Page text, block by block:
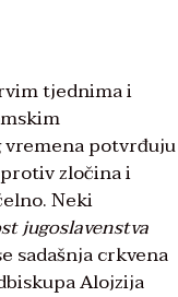
tjednima i
potvrđuju
zločina i
Neki
jugoslavenstva
sadašnja crkvena
Alojzija